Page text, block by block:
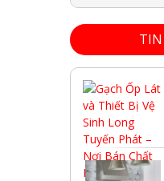
GẠCH THẺ
BÓNG